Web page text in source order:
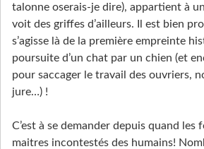
talonne oserais-je dire), appartient à
voit des griffes d’ailleurs. Il est bien
s’agisse là de la première empreinte
poursuite d’un chat par un chien (et
pour saccager le travail des ouvriers,
jure…) !
C’est à se demander depuis quand les
maitres incontestés des humains!